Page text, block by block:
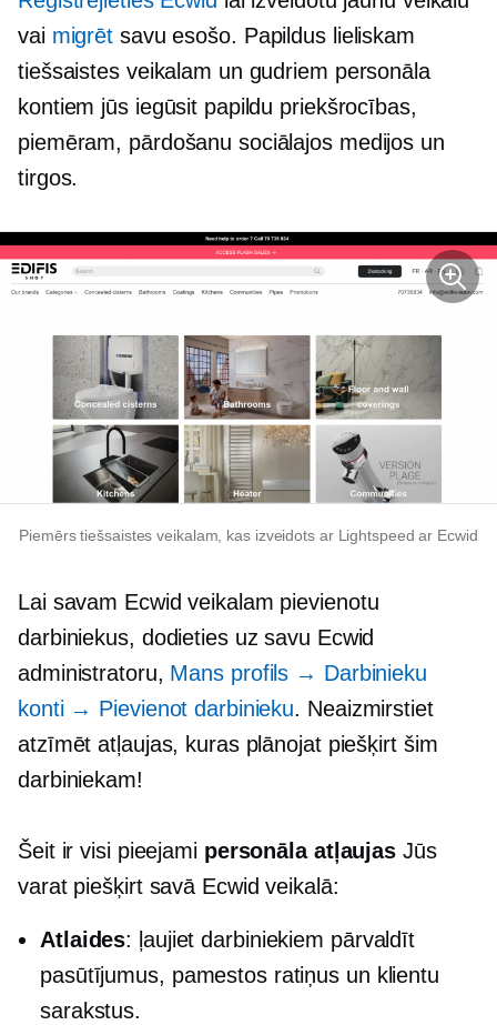
vai migrēt savu esošo. Papildus lieliskam
tiešsaistes veikalam un gudriem personāla
kontiem jūs iegūsit papildu priekšrocības,
piemēram, pārdošanu sociālajos medijos un
tirgos.
Piemērs tiešsaistes veikalam, kas izveidots ar Lightspeed ar Ecwid
Lai savam Ecwid veikalam pievienotu
darbiniekus, dodieties uz savu Ecwid
administratoru, Mans profils → Darbinieku
konti → Pievienot darbinieku. Neaizmirstiet
atzīmēt atļaujas, kuras plānojat piešķirt šim
darbiniekam!
Šeit ir visi pieejami personāla atļaujas Jūs
varat piešķirt savā Ecwid veikalā:
Atlaides: ļaujiet darbiniekiem pārvaldīt
pasūtījumus, pamestos ratiņus un klientu
sarakstus.